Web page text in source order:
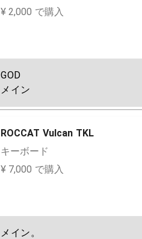
¥ 2,000 で購入
GOD
メイン
ROCCAT Vulcan TKL
キーボード
¥ 7,000 で購入
メイン。